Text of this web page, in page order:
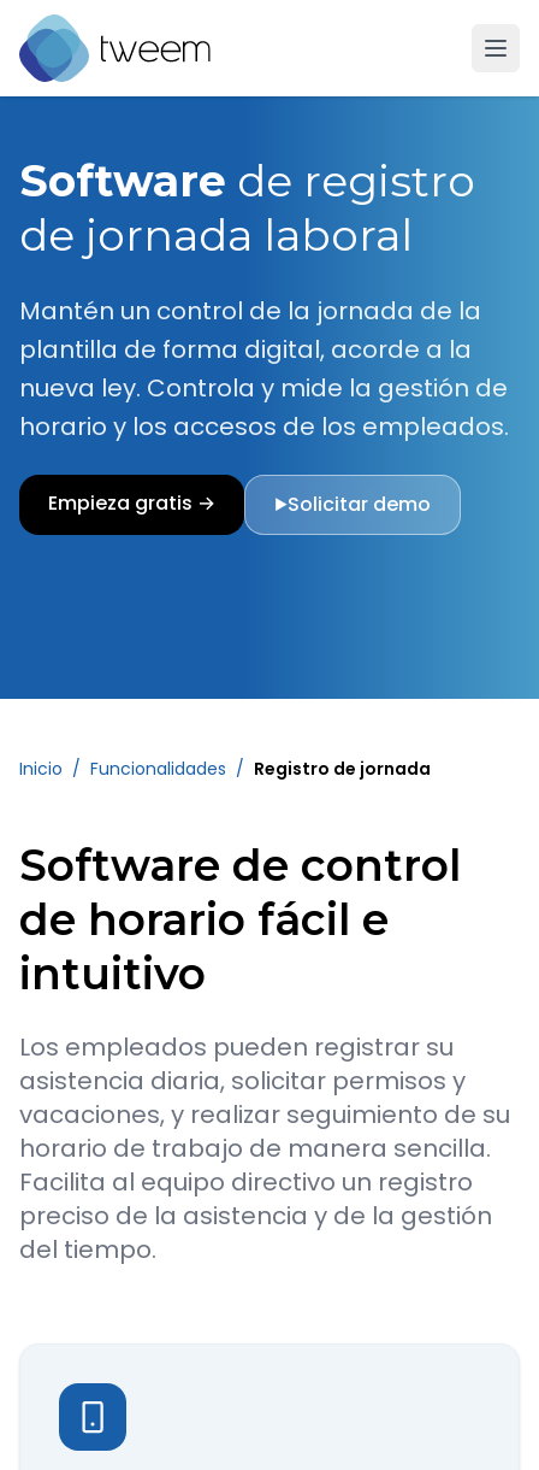
Ir a la página de inicio de Tweem
Software de registro
de jornada laboral
Mantén un control de la jornada de la
plantilla de forma digital, acorde a la
nueva ley. Controla y mide la gestión de
horario y los accesos de los empleados.
Empieza gratis → ▶Solicitar demo
Inicio / Funcionalidades / Registro de jornada
Software de control
de horario fácil e
intuitivo
Los empleados pueden registrar su
asistencia diaria, solicitar permisos y
vacaciones, y realizar seguimiento de su
horario de trabajo de manera sencilla.
Facilita al equipo directivo un registro
preciso de la asistencia y de la gestión
del tiempo.